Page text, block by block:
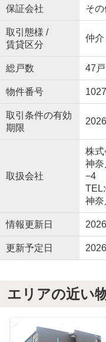
保証会社 その
取引態様 /
賃貸区分
仲介
総戸数 47戸
物件番号
取引条件の有効
期限
取扱会社
株
神
−4
TEL:
神奈
情報更新日
更新予定日
エリアの近い